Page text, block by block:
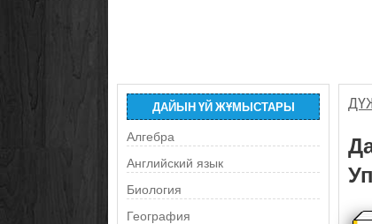
ДАЙЫН ҮЙ ЖҰМЫСТАРЫ
Алгебра
Английский язык
Биология
География